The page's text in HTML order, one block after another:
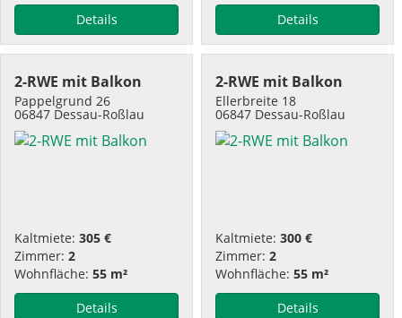
Details
Details
2-RWE mit Balkon
Pappelgrund 26
06847 Dessau-Roßlau
Kaltmiete: 305 €
Zimmer: 2
Wohnfläche: 55 m²
Details
2-RWE mit Balkon
Ellerbreite 18
06847 Dessau-Roßlau
Kaltmiete: 300 €
Zimmer: 2
Wohnfläche: 55 m²
Details